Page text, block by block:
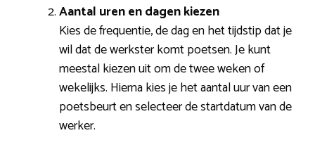
Aantal uren en dagen kiezen
Kies de frequentie, de dag en het tijdstip dat je
wil dat de werkster komt poetsen. Je kunt
meestal kiezen uit om de twee weken of
wekelijks. Hierna kies je het aantal uur van een
poetsbeurt en selecteer de startdatum van de
werker.